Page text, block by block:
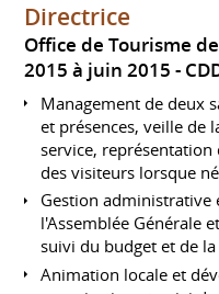
Directrice
Office de Tourisme
2015 à juin 2015
Management de deux
et présences, veille de
service, représentation
des visiteurs lorsque
Gestion administrative
l'Assemblée Générale
suivi du budget et de
Animation locale et